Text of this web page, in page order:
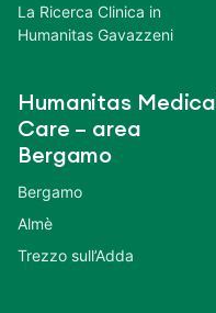
La Ricerca Clinica in
Humanitas Gavazzeni
Humanitas Medical
Care – area
Bergamo
Bergamo
Almè
Trezzo sull’Adda